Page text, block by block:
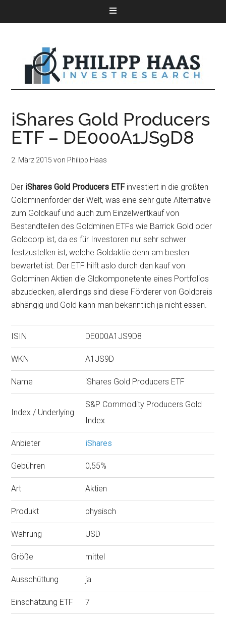
iShares Gold Producers
ETF – DE000A1JS9D8
2. März 2015 von Philipp Haas
Der iShares Gold Producers ETFinvestiert in die größten
Goldminenförder der Welt, was eine sehr gute Alternative
zum Goldkauf und auch zum Einzelwertkauf von
Bestandteilen des Goldminen ETFs wie Barrick Gold oder
Goldcorp ist, da es für Investoren nur sehr schwer
festzustellen ist, welche Goldaktie denn am besten
bewertet ist. Der ETF hilft aslo durch den kauf von
Goldminen Aktien die Gldkomponetente eines Portfolios
abzudecken, allerdings sind diese Förderer von Goldpreis
abhängig und Gold kann man bekanntlich ja nicht essen.
ISIN DE000A1JS9D8
WKN A1JS9D
Name iShares Gold Producers ETF
Index / Underlying
S&P Commodity Producers Gold
Index
Anbieter iShares
Gebühren 0,55%
Art Aktien
Produkt physisch
Währung USD
Größe mittel
Ausschüttung ja
Einschätzung ETF 7